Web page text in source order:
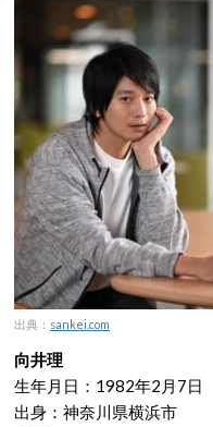
出典： sankei.com
向井理
生年月日：1982年2月7日
出身：神奈川県横浜市